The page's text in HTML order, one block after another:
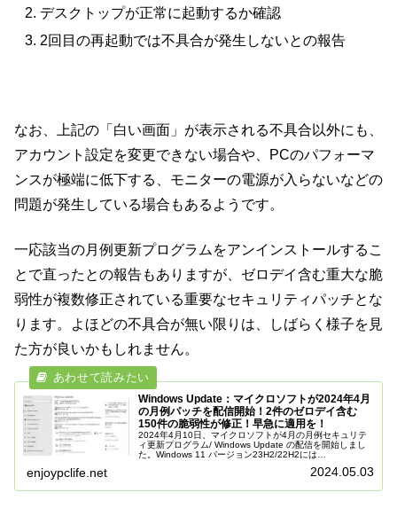
デスクトップが正常に起動するか確認
2回目の再起動では不具合が発生しないとの報告
なお、上記の「白い画面」が表示される不具合以外にも、
アカウント設定を変更できない場合や、PCのパフォーマ
ンスが極端に低下する、モニターの電源が入らないなどの
問題が発生している場合もあるようです。
一応該当の月例更新プログラムをアンインストールするこ
とで直ったとの報告もありますが、ゼロデイ含む重大な脆
弱性が複数修正されている重要なセキュリティパッチとな
ります。よほどの不具合が無い限りは、しばらく様子を見
た方が良いかもしれません。
Windows Update：マイクロソフトが2024年4月
の月例パッチを配信開始！2件のゼロデイ含む
150件の脆弱性が修正！早急に適用を！
2024年4月10日、マイクロソフトが4月の月例セキュリテ
ィ更新プログラム/ Windows Update の配信を開始しまし
た。Windows 11 バージョン23H2/22H2には
enjoypclife.net 2024.05.03